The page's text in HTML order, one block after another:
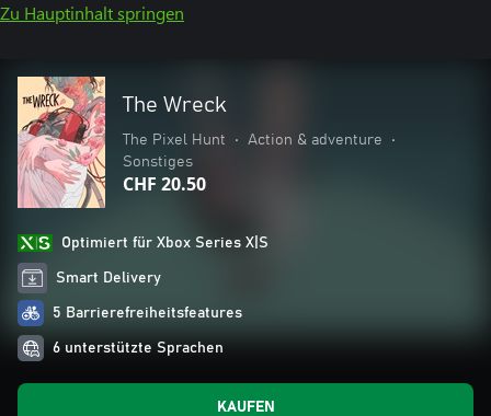
Zu Hauptinhalt springen
The Wreck
The Pixel Hunt • Action & adventure
•
Sonstiges
CHF 20.50
Optimiert für Xbox Series X|S
Smart Delivery
5 Barrierefreiheitsfeatures
6 unterstützte Sprachen
KAUFEN